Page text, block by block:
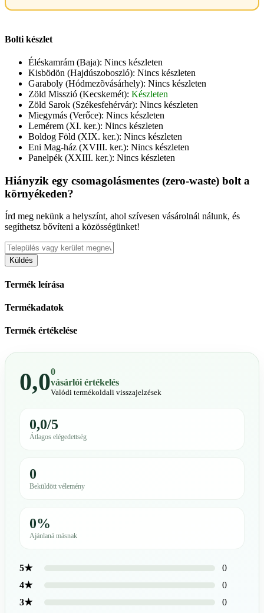
Bolti készlet
Éléskamrám (Baja): Nincs készleten
Kisbödön (Hajdúszoboszló): Nincs készleten
Garaboly (Hódmezõvásárhely): Nincs készleten
Zöld Misszió (Kecskemét): Készleten
Zöld Sarok (Székesfehérvár): Nincs készleten
Miegymás (Verőce): Nincs készleten
Lemérem (XI. ker.): Nincs készleten
Boldog Föld (XIX. ker.): Nincs készleten
Eni Mag-ház (XVIII. ker.): Nincs készleten
Panelpék (XXIII. ker.): Nincs készleten
Hiányzik egy csomagolásmentes (zero-waste) bolt a
környékeden?
Írd meg nekünk a helyszínt, ahol szívesen vásárolnál nálunk, és
segíthetsz bővíteni a közösségünket!
Küldés
Termék leírása
Termékadatok
Termék értékelése
0,00
vásárlói értékelés
Valódi termékoldali visszajelzések
0,0/5
Átlagos elégedettség
0
Beküldött vélemény
0%
Ajánlaná másnak
5★
0
4★
0
3★
0